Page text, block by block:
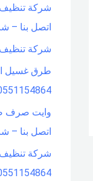
اتصل بنا –
شركة تنظيف
طرق غسيل
0551154864- شركة
اتصل بنا –
شركة
0551154864 اتصل بنا – شركة